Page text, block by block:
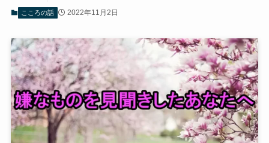
こころの話 2022年11月2日